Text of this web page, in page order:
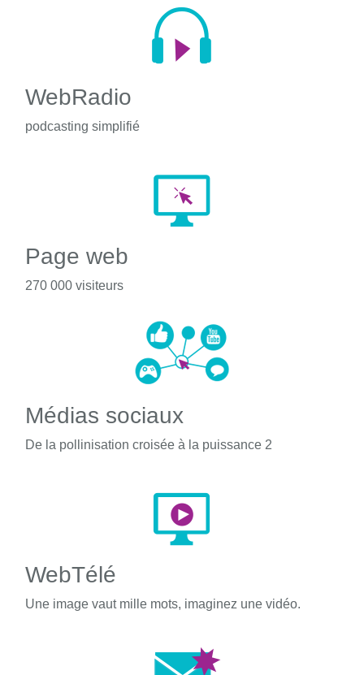
WebRadio
podcasting simplifié
Page web
270 000 visiteurs
Médias sociaux
De la pollinisation croisée à la puissance 2
WebTélé
Une image vaut mille mots, imaginez une vidéo.